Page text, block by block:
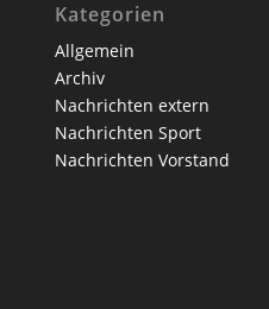
Kategorien
Allgemein
Archiv
Nachrichten extern
Nachrichten Sport
Nachrichten Vorstand